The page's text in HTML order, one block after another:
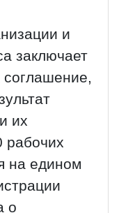
и
заключает
соглашение,
их
рабочих
на едином
о